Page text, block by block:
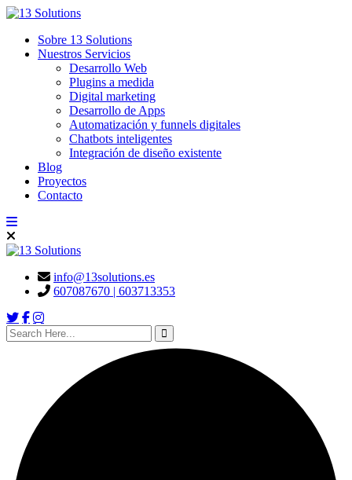
content
Sobre 13 Solutions
Nuestros Servicios
Desarrollo Web
Plugins a medida
Digital marketing
Desarrollo de Apps
Automatización y funnels digitales
Chatbots inteligentes
Integración de diseño existente
Blog
Proyectos
Contacto
info@13solutions.es
607087670 | 603713353
search here